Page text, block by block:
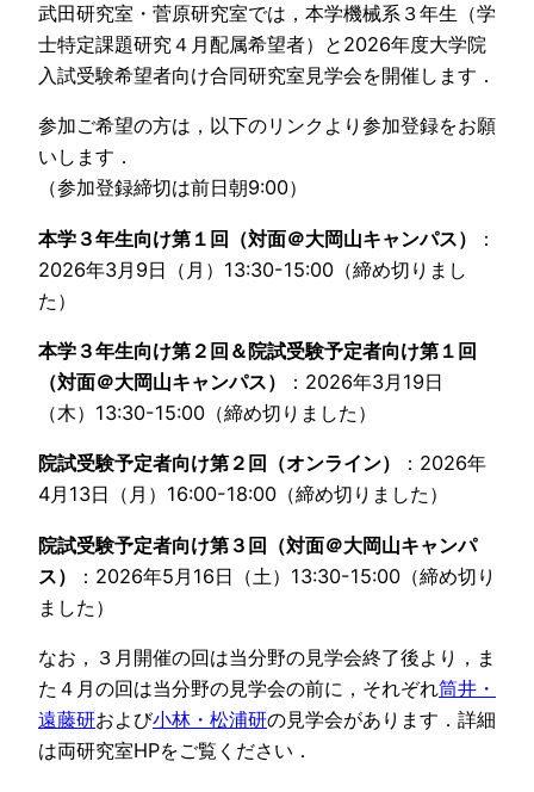
武田研究室・菅原研究室では，本学機械系３年生（学
士特定課題研究４月配属希望者）と2026年度大学院
入試受験希望者向け合同研究室見学会を開催します．
参加ご希望の方は，以下のリンクより参加登録をお願
いします．
（参加登録締切は前日朝9:00）
本学３年生向け第１回（対面＠大岡山キャンパス）
：
2026年3月9日（月）13:30-15:00（締め切りまし
た）
本学３年生向け第２回＆院試受験予定者向け第１回
（対面＠大岡山キャンパス）
：2026年3月19日
（木）13:30-15:00（締め切りました）
院試受験予定者向け第２回（オンライン）
：2026年
4月13日（月）16:00-18:00（締め切りました）
院試受験予定者向け第３回（対面＠大岡山キャンパ
ス）
：2026年5月16日（土）13:30-15:00（締め切り
ました）
なお，３月開催の回は当分野の見学会終了後より，ま
た４月の回は当分野の見学会の前に，それぞれ筒井・
遠藤研および小林・松浦研の見学会があります．詳細
は両研究室HPをご覧ください．